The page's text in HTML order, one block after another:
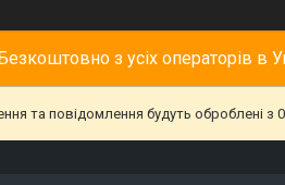
з усіх операторів в
та повідомлення будуть оброблені з